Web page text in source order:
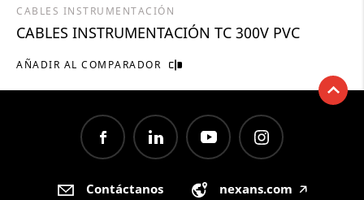
AÑADIR AL COMPARADOR
CABLES INSTRUMENTACIÓN
CABLES INSTRUMENTACIÓN TC 300V PVC
Contáctanos nexans.com 🡥